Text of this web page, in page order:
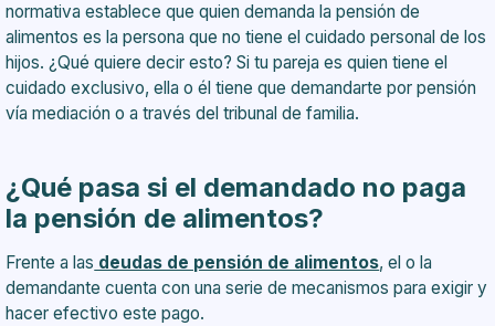
normativa establece que quien demanda la pensión de
alimentos es la persona que no tiene el cuidado personal de los
hijos. ¿Qué quiere decir esto? Si tu pareja es quien tiene el
cuidado exclusivo, ella o él tiene que demandarte por pensión
vía mediación o a través del tribunal de familia.
¿Qué pasa si el demandado no paga
la pensión de alimentos?
Frente a las deudas de pensión de alimentos, el o la
demandante cuenta con una serie de mecanismos para exigir y
hacer efectivo este pago.